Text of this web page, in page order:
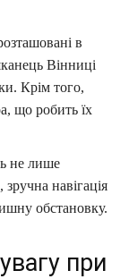
в
Вінниці
Крім того,
що робить їх
не лише
навігація
обстановку.
при